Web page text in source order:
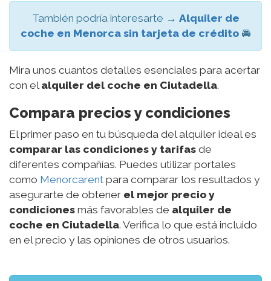
También podría interesarte → Alquiler de
coche en Menorca sin tarjeta de crédito🚘
Mira unos cuantos detalles esenciales para acertar
con el alquiler del coche en Ciutadella.
Compara precios y condiciones
El primer paso en tu búsqueda del alquiler ideal es
comparar las condiciones y tarifas de
diferentes compañías. Puedes utilizar portales
como Menorcarent para comparar los resultados y
asegurarte de obtener el mejor precio y
condiciones más favorables de alquiler de
coche en Ciutadella. Verifica lo que está incluido
en el precio y las opiniones de otros usuarios.